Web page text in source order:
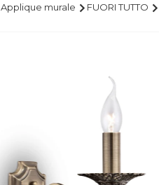
Applique murale FUORI TUTTO